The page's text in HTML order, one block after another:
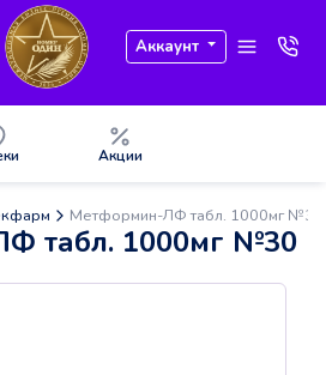
Аккаунт
Акции
Метформин-ЛФ табл. 1000мг №30
табл. 1000мг №30